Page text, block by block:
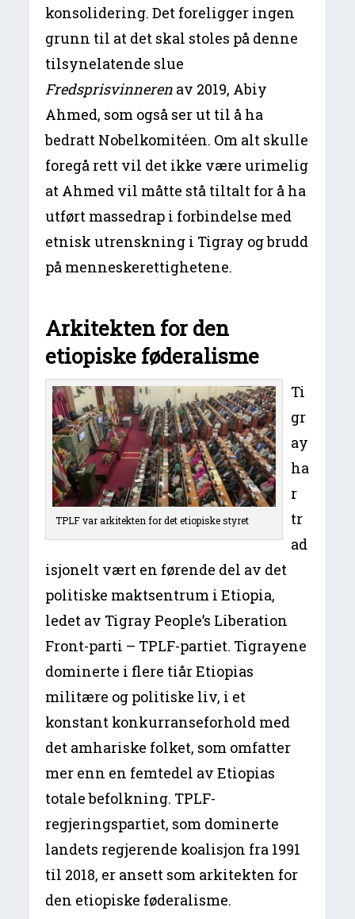
konsolidering. Det foreligger ingen
grunn til at det skal stoles på denne
tilsynelatende slue
Fredsprisvinneren av 2019, Abiy
Ahmed, som også ser ut til å ha
bedratt Nobelkomitéen. Om alt skulle
foregå rett vil det ikke være urimelig
at Ahmed vil måtte stå tiltalt for å ha
utført massedrap i forbindelse med
etnisk utrenskning i Tigray og brudd
på menneskerettighetene.
Arkitekten for den
etiopiske føderalisme
TPLF var arkitekten for det etiopiske styret
Ti
gr
ay
ha
r
tr
ad
isjonelt vært en førende del av det
politiske maktsentrum i Etiopia,
ledet av Tigray People’s Liberation
Front-parti – TPLF-partiet. Tigrayene
dominerte i flere tiår Etiopias
militære og politiske liv, i et
konstant konkurranseforhold med
det amhariske folket, som omfatter
mer enn en femtedel av Etiopias
totale befolkning. TPLF-
regjeringspartiet, som dominerte
landets regjerende koalisjon fra 1991
til 2018, er ansett som arkitekten for
den etiopiske føderalisme.